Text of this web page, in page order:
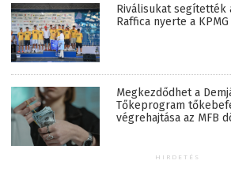
Riválisukat segítették
Raffica nyerte a
Megkezdődhet a
Tőkeprogram
végrehajtása az MFB
HIRDETÉS